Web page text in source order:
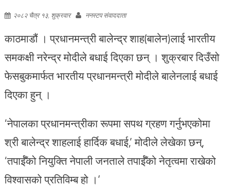
२०८२ चैत्र १३, शुक्रवार ननस्टप संवाददाता
काठमाडौं । प्रधानमन्त्री बालेन्द्र शाह(बालेन)लाई भारतीय
समकक्षी नरेन्द्र मोदीले बधाई दिएका छन् । शुक्रबार दिउँसो
फेसबुकमार्फत भारतीय प्रधानमन्त्री मोदीले बालेनलाई बधाई
दिएका हुन् ।
‘नेपालका प्रधानमन्त्रीका रूपमा सपथ ग्रहण गर्नुभएकोमा
श्री बालेन्द्र शाहलाई हार्दिक बधाई,’ मोदीले लेखेका छन्,
‘तपाईँको नियुक्ति नेपाली जनताले तपाईँको नेतृत्वमा राखेको
विश्वासको प्रतिविम्ब हो ।’